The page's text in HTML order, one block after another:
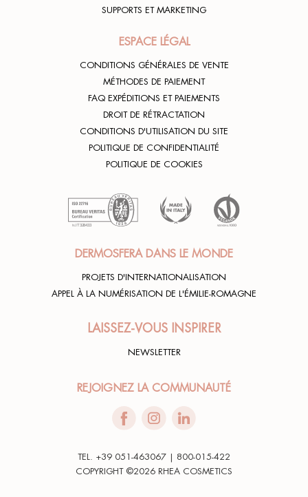
SUPPORTS ET MARKETING
ESPACE LÉGAL
CONDITIONS GÉNÉRALES DE VENTE
MÉTHODES DE PAIEMENT
FAQ EXPÉDITIONS ET PAIEMENTS
DROIT DE RÉTRACTATION
CONDITIONS D'UTILISATION DU SITE
POLITIQUE DE CONFIDENTIALITÉ
POLITIQUE DE COOKIES
DERMOSFERA DANS LE MONDE
PROJETS D'INTERNATIONALISATION
APPEL À LA NUMÉRISATION DE L'ÉMILIE-ROMAGNE
LAISSEZ-VOUS INSPIRER
NEWSLETTER
REJOIGNEZ LA COMMUNAUTÉ
TEL. +39 051-463067 | 800-015-422
COPYRIGHT ©2026 RHEA COSMETICS